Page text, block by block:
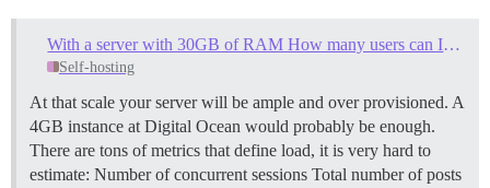
With a server with 30GB of RAM How many users can I handle simultaneously
Self-hosting
At that scale your server will be ample and over provisioned. A
4GB instance at Digital Ocean would probably be enough.
There are tons of metrics that define load, it is very hard to
estimate: Number of concurrent sessions Total number of posts